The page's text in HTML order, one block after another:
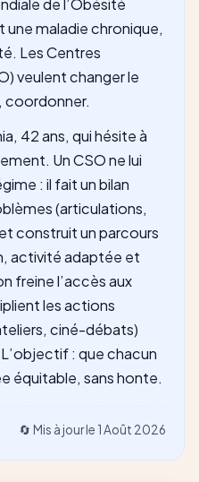
de l’Obésité
une maladie chronique,
Les Centres
veulent changer le
coordonner.
42 ans, qui hésite à
Un CSO ne lui
: il fait un bilan
(articulations,
construit un parcours
activité adaptée et
freine l’accès aux
les actions
ciné-débats)
: que chacun
équitable, sans honte.
🔄 Mis à jour le 1 Août 2026